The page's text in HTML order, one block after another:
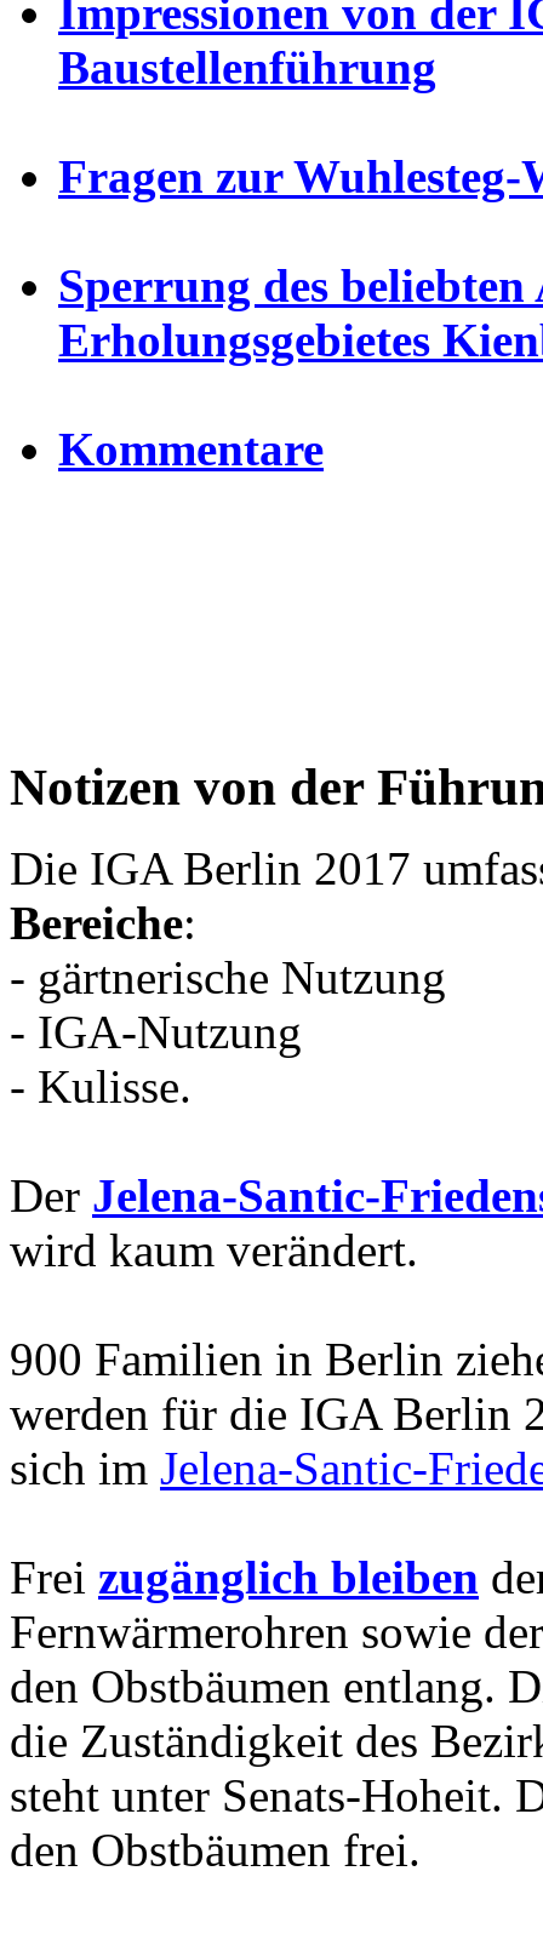
Impressionen von der
Baustellenführung
Fragen zur Wuhlesteg-
Sperrung des
Erholungsgebietes
Kommentare
Notizen von der
Die IGA Berlin 2017
Bereiche:
- gärtnerische Nutzung
- IGA-Nutzung
- Kulisse.
Der Jelena-Santic-
wird kaum verändert.
900 Familien in Berlin
werden für die IGA Berlin
sich im Jelena-Santic-
Frei zugänglich bleiben
Fernwärmerohren sowie
den Obstbäumen entlang.
die Zuständigkeit des
steht unter Senats-Hoheit.
den Obstbäumen frei.